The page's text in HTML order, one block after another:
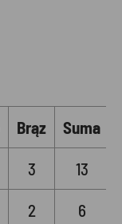
Brąz Suma
3 13
2 6